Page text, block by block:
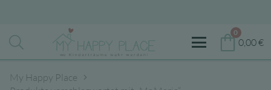
0
0,00€
My Happy Place